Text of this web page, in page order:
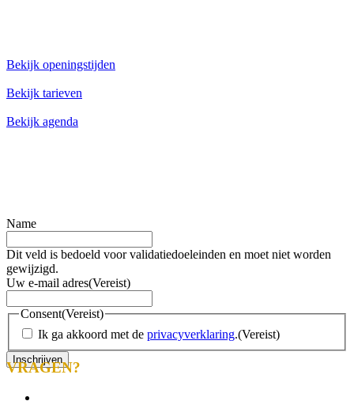
Bekijk openingstijden
Bekijk tarieven
Bekijk agenda
Name
Dit veld is bedoeld voor validatiedoeleinden en moet niet worden
gewijzigd.
Uw e-mail adres(Vereist)
Consent(Vereist)
Ik ga akkoord met de privacyverklaring.(Vereist)
VRAGEN?